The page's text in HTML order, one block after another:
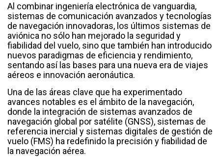
Al combinar ingeniería electrónica de vanguardia,
sistemas de comunicación avanzados y tecnologías
de navegación innovadoras, los últimos sistemas de
aviónica no sólo han mejorado la seguridad y
fiabilidad del vuelo, sino que también han introducido
nuevos paradigmas de eficiencia y rendimiento,
sentando así las bases para una nueva era de viajes
aéreos e innovación aeronáutica.
Una de las áreas clave que ha experimentado
avances notables es el ámbito de la navegación,
donde la integración de sistemas avanzados de
navegación global por satélite (GNSS), sistemas de
referencia inercial y sistemas digitales de gestión de
vuelo (FMS) ha redefinido la precisión y fiabilidad de
la navegación aérea.